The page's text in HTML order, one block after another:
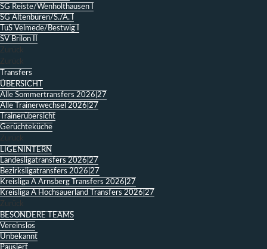
SG Reiste/Wenholthausen I
SG Altenbüren/S./A. I
TuS Velmede/Bestwig I
SV Brilon II
Zurück
Zurück
Transfers
ÜBERSICHT
Alle Sommertransfers 2026|27
Alle Trainerwechsel 2026|27
Trainerübersicht
Gerüchteküche
Zurück
LIGENINTERN
Landesligatransfers 2026|27
Bezirksligatransfers 2026|27
Kreisliga A Arnsberg Transfers 2026|27
Kreisliga A Hochsauerland Transfers 2026|27
Zurück
BESONDERE TEAMS
Vereinslos
Unbekannt